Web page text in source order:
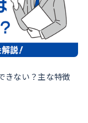
きない？主な特徴